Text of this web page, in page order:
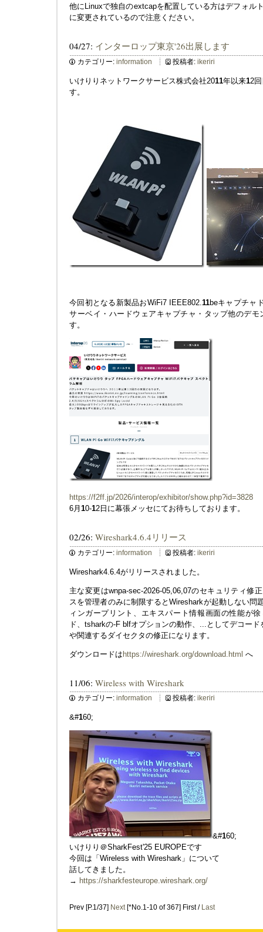
他にLinuxで独自のextcapを配置している方はデフォル
に変更されているので注意ください。
04/27: インターロップ東京'26出展します
カテゴリー: information 投稿者: ikeriri
いけりりネットワークサービス株式会社2011年以来12
す。
今回初となる新製品おWiFi7 IEEE802.11beキャプチャ
サーベイ・ハードウェアキャプチャ・タップ他のデ
す。
https://f2ff.jp/2026/interop/exhibitor/show.php?id=3828
6月 10-12日に幕張メッセにてお待ちしております。
02/26: Wireshark4.6.4リリース
カテゴリー: information 投稿者: ikeriri
Wireshark4.6.4がリリースされました。
主な変更はwnpa-sec-2026-05,06,07のセキュリティ修
スを管理者のみに制限するとWiresharkが起動しない問
ィンガープリント、エキスパート情報画面の性能が
ド、tsharkの-F blfオプションの動作、...としてデコー
や関連するダイセクタの修正になります。
ダウンロードは https://wireshark.org/download.html へ
11/06: Wireless with Wireshark
カテゴリー: information 投稿者: ikeriri
&#160;
&#160;
いけりり＠SharkFest'25 EUROPEです
今回は「Wireless with Wireshark」について
話してきました。
→ https://sharkfesteurope.wireshark.org/
Prev [P.1/37] Next[*No.1-10 of 367] First / Last